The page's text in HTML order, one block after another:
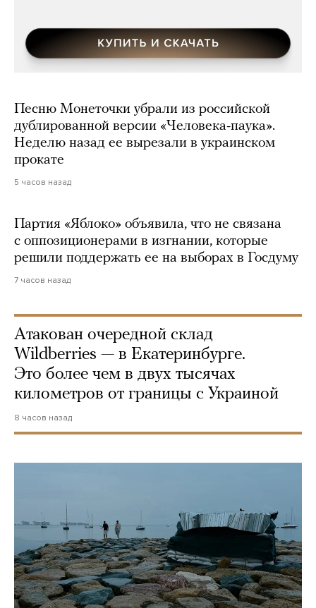
Песню Монеточки убрали из российской
дублированной версии «Человека-паука».
Неделю назад ее вырезали в украинском
прокате
5 часов назад
Партия «Яблоко» объявила, что не связана
с оппозиционерами в изгнании, которые
решили поддержать ее на выборах в Госдуму
7 часов назад
Атакован очередной склад
Wildberries — в Екатеринбурге.
Это более чем в двух тысячах
километров от границы с Украиной
8 часов назад